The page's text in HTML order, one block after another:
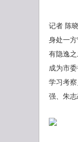
记者 陈
身处一
有隐逸
成为市
学习考
强、朱志